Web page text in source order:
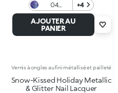
04
Midnight
Aura
+4
AJOUTER AU
PANIER
Vernis à ongles au fini métallisé et pailleté
Snow-Kissed Holiday Metallic
& Glitter Nail Lacquer